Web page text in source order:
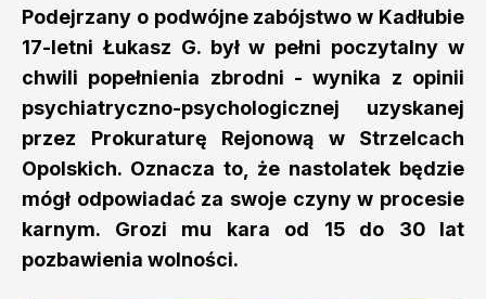
Podejrzany o podwójne zabójstwo w Kadłubie
17-letni Łukasz G. był w pełni poczytalny w
chwili popełnienia zbrodni - wynika z opinii
psychiatryczno-psychologicznej uzyskanej
przez Prokuraturę Rejonową w Strzelcach
Opolskich. Oznacza to, że nastolatek będzie
mógł odpowiadać za swoje czyny w procesie
karnym. Grozi mu kara od 15 do 30 lat
pozbawienia wolności.